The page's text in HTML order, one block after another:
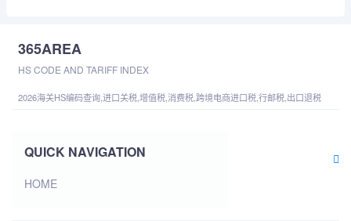
365AREA
HS CODE AND TARIFF INDEX
2026海关HS编码查询,进口关税,增值税,消费税,跨境电商进口税,行邮税,出口退税
QUICK NAVIGATION
HOME